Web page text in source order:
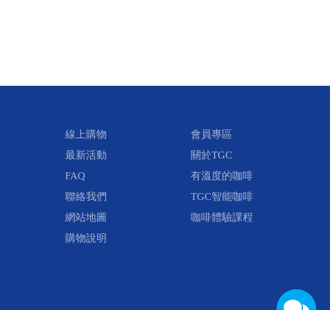
線上購物
會員專區
最新活動
關於TGC
FAQ
有溫度的咖啡
聯絡我們
TGC智能咖啡
網站地圖
咖啡體驗課程
購物說明